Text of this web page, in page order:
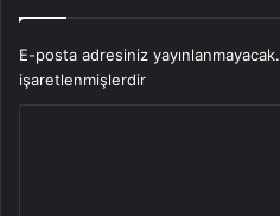
E-posta adresiniz yayınlanmayacak.
işaretlenmişlerdir